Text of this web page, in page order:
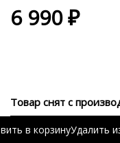
6 990 ₽
Товар снят с
в корзинуУдалить